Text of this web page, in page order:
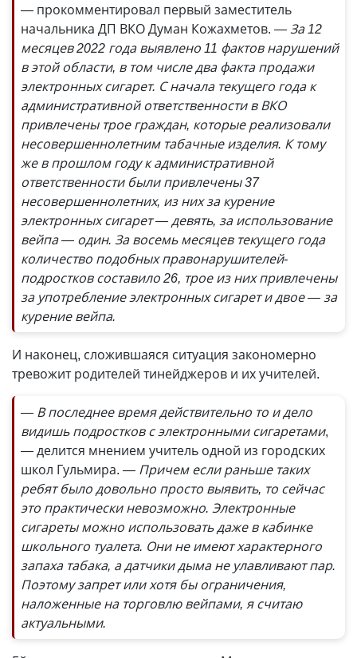
— прокомментировал первый заместитель
начальника ДП ВКО Думан Кожахметов. — За 12
месяцев 2022 года выявлено 11 фактов нарушений
в этой области, в том числе два факта продажи
электронных сигарет. С начала текущего года к
административной ответственности в ВКО
привлечены трое граждан, которые реализовали
несовершеннолетним табачные изделия. К тому
же в прошлом году к административной
ответственности были привлечены 37
несовершеннолетних, из них за курение
электронных сигарет — девять, за использование
вейпа — один. За восемь месяцев текущего года
количество подобных правонарушителей-
подростков составило 26, трое из них привлечены
за употребление электронных сигарет и двое — за
курение вейпа.
И наконец, сложившаяся ситуация закономерно
тревожит родителей тинейджеров и их учителей.
— В последнее время действительно то и дело
видишь подростков с электронными сигаретами,
— делится мнением учитель одной из городских
школ Гульмира. — Причем если раньше таких
ребят было довольно просто выявить, то сейчас
это практически невозможно. Электронные
сигареты можно использовать даже в кабинке
школьного туалета. Они не имеют характерного
запаха табака, а датчики дыма не улавливают пар.
Поэтому запрет или хотя бы ограничения,
наложенные на торговлю вейпами, я считаю
актуальными.